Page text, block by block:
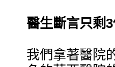
醫生斷言只剩
我們拿著醫院